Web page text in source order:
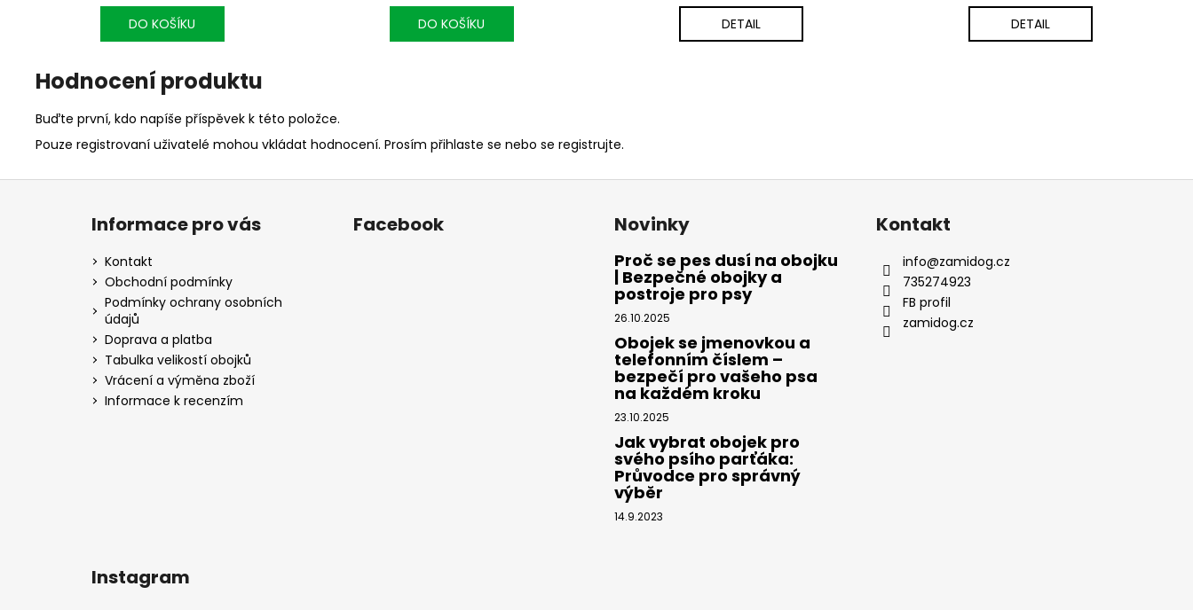
DO KOŠÍKU DO KOŠÍKU DETAIL DETAIL
Hodnocení produktu
Buďte první, kdo napíše příspěvek k této položce.
Pouze registrovaní uživatelé mohou vkládat hodnocení. Prosím přihlaste se nebo se registrujte.
Z
Informace pro vás
Kontakt
Obchodní podmínky
Podmínky ochrany osobních
údajů
Doprava a platba
Tabulka velikostí obojků
Vrácení a výměna zboží
Informace k recenzím
Facebook Novinky
Proč se pes dusí na obojku
| Bezpečné obojky a
postroje pro psy
26.10.2025
Obojek se jmenovkou a
telefonním číslem –
bezpečí pro vašeho psa
na každém kroku
23.10.2025
Jak vybrat obojek pro
svého psího parťáka:
Průvodce pro správný
výběr
14.9.2023
Kontakt
info@zamidog.cz
735274923
FB profil
zamidog.cz
Instagram